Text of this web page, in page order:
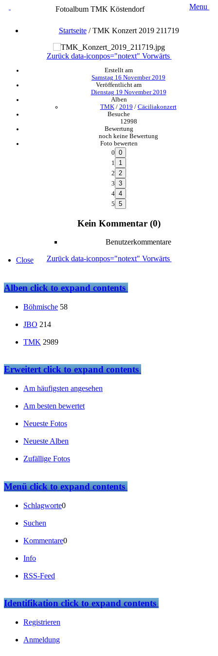
Fotoalbum TMK Köstendorf Menu
Startseite/TMK Konzert 2019 211719
Zurück data-iconpos="notext" Vorwärts
Erstellt am
Samstag 16 November 2019
Veröffentlicht am
Dienstag 19 November 2019
Alben
TMK/ 2019 / Cäciliakonzert
Besuche
12998
Bewertung
noch keine Bewertung
Foto bewerten
0
1
2
3
4
5
Kein Kommentar (0)
Benutzerkommentare
Zurück data-iconpos="notext" Vorwärts
Close
Albenclick to expand contents
Böhmische 58
JBO 214
TMK 2989
Erweitertclick to expand contents
Am häufigsten angesehen
Am besten bewertet
Neueste Fotos
Neueste Alben
Zufällige Fotos
Menüclick to expand contents
Schlagworte0
Suchen
Kommentare0
Info
RSS-Feed
Identifikationclick to expand contents
Registrieren
Anmeldung